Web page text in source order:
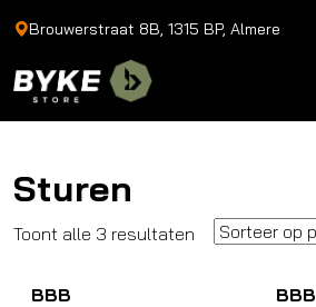
Brouwerstraat 8B, 1315 BP, Almere
Sturen
Toont alle 3 resultaten Gesorteerd
populariteit
BBB BBB